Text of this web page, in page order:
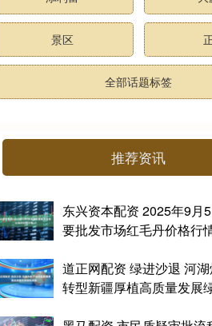
景区
全部话题标签
推荐资讯
东兴资本配资 2025年9月
要批发市场红毛丹价格行
道正网配资 绿进沙退 河
转型新疆厚植高质量发展